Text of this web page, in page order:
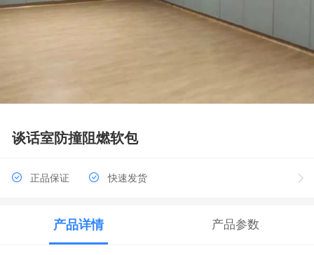
谈话室防撞阻燃软包
正品保证 快速发货
产品详情 产品参数